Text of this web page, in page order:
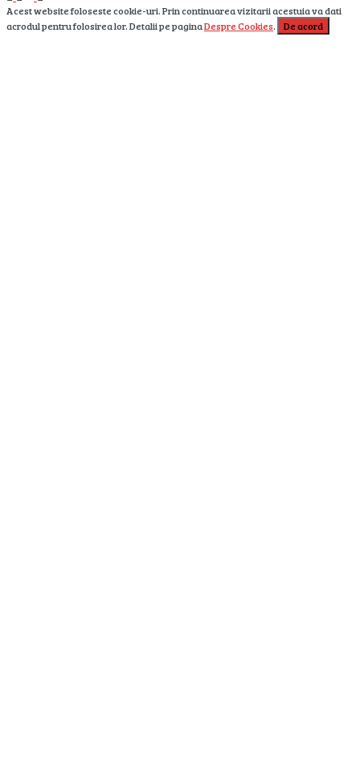
Acest website foloseste cookie-uri. Prin continuarea vizitarii acestuia va dati
acrodul pentru folosirea lor. Detalii pe paginaDespre Cookies. De acord